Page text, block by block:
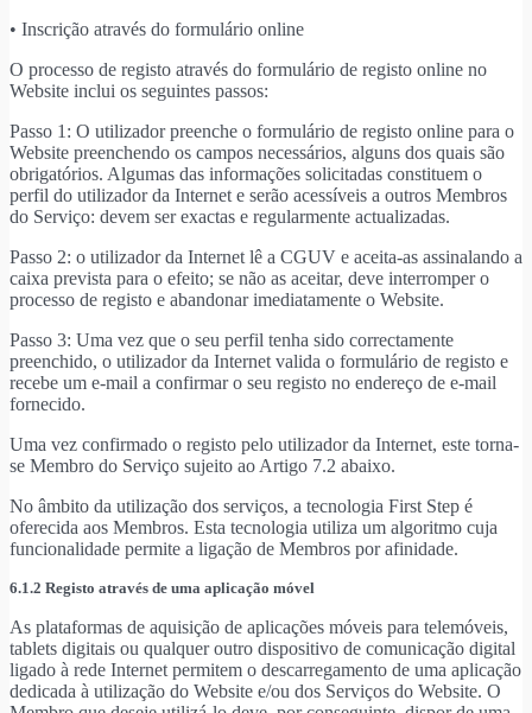
• Inscrição através do formulário online
O processo de registo através do formulário de registo online no
Website inclui os seguintes passos:
Passo 1: O utilizador preenche o formulário de registo online para o
Website preenchendo os campos necessários, alguns dos quais são
obrigatórios. Algumas das informações solicitadas constituem o
perfil do utilizador da Internet e serão acessíveis a outros Membros
do Serviço: devem ser exactas e regularmente actualizadas.
Passo 2: o utilizador da Internet lê a CGUV e aceita-as assinalando a
caixa prevista para o efeito; se não as aceitar, deve interromper o
processo de registo e abandonar imediatamente o Website.
Passo 3: Uma vez que o seu perfil tenha sido correctamente
preenchido, o utilizador da Internet valida o formulário de registo e
recebe um e-mail a confirmar o seu registo no endereço de e-mail
fornecido.
Uma vez confirmado o registo pelo utilizador da Internet, este torna-
se Membro do Serviço sujeito ao Artigo 7.2 abaixo.
No âmbito da utilização dos serviços, a tecnologia First Step é
oferecida aos Membros. Esta tecnologia utiliza um algoritmo cuja
funcionalidade permite a ligação de Membros por afinidade.
6.1.2 Registo através de uma aplicação móvel
As plataformas de aquisição de aplicações móveis para telemóveis,
tablets digitais ou qualquer outro dispositivo de comunicação digital
ligado à rede Internet permitem o descarregamento de uma aplicação
dedicada à utilização do Website e/ou dos Serviços do Website. O